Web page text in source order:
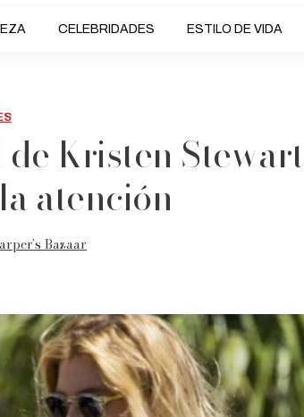
CELEBRIDADES ESTILO DE VIDA
Kristen Stewart
atención
Bazaar